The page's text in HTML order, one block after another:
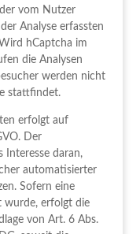
vom Nutzer
Analyse erfassten
hCaptcha im
die Analysen
werden nicht
stattfindet.
erfolgt auf
Der
Interesse daran,
automatisierter
Sofern eine
wurde, erfolgt die
von Art. 6 Abs.